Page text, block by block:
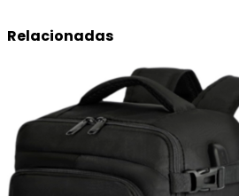
Relacionadas